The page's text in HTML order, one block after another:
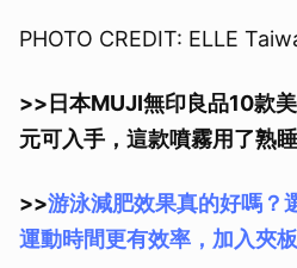
PHOTO CREDIT: ELLE
>>日本MUJI無印良品10款
元可入手，這款噴霧用了熟
>>游泳減肥效果真的好嗎？
運動時間更有效率，加入夾